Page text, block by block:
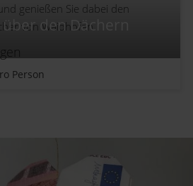
den Dächern
genießen Sie dabei den
von Waidhofen.
Person